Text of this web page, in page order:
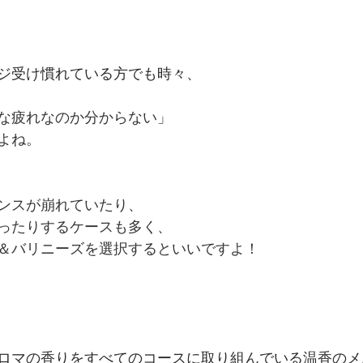
受け慣れている方でも時々、
疲れなのか分からない」
ね。
スが崩れていたり、
たりするケースも多く、
バリニーズを選択するといいですよ！
マの香りをすべてのコースに取り組んでいる温香のメ